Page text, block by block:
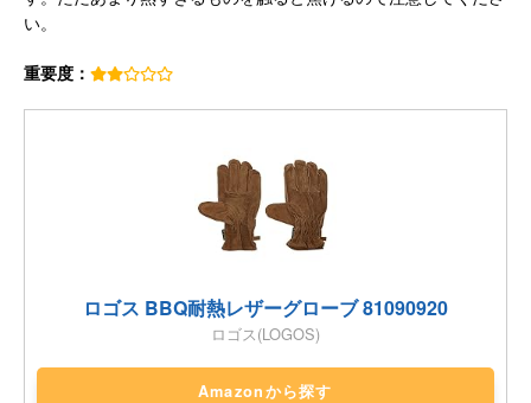
い。
重要度：
ロゴス BBQ耐熱レザーグローブ 81090920
ロゴス(LOGOS)
Amazonから探す